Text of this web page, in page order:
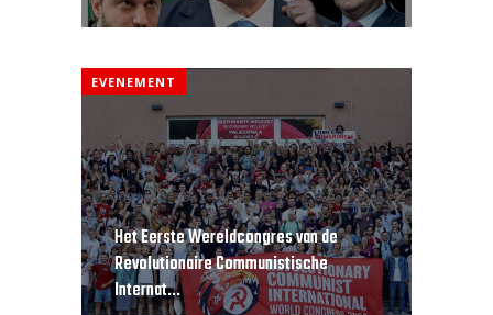
EVENEMENT
Het Eerste Wereldcongres van de
Revolutionaire Communistische
Internat...